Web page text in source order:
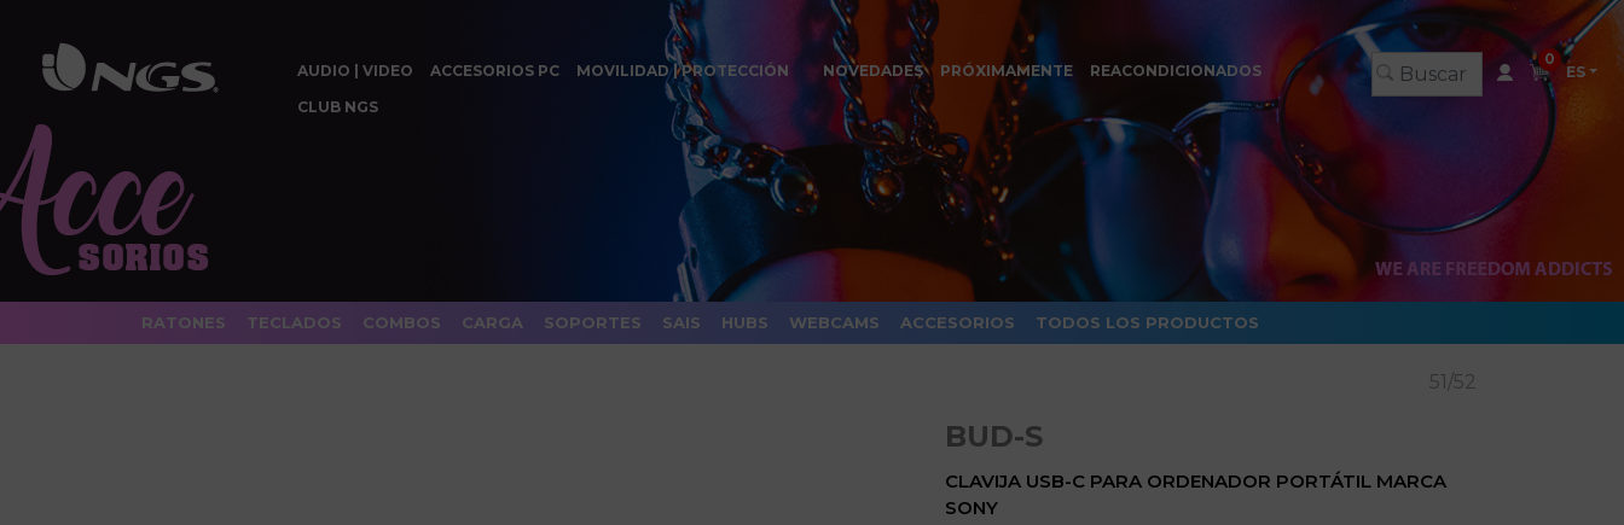
AUDIO | VIDEO ACCESORIOS PC MOVILIDAD | PROTECCIÓN NOVEDADES PRÓXIMAMENTE
REACONDICIONADOS
CLUB NGS
0
ES
RATONES TECLADOS COMBOS CARGA SOPORTES SAIS HUBS WEBCAMS ACCESORIOS TODOS LOS PRODUCTOS
51/52
BUD-S
CLAVIJA USB-C PARA ORDENADOR PORTÁTIL MARCA
SONY